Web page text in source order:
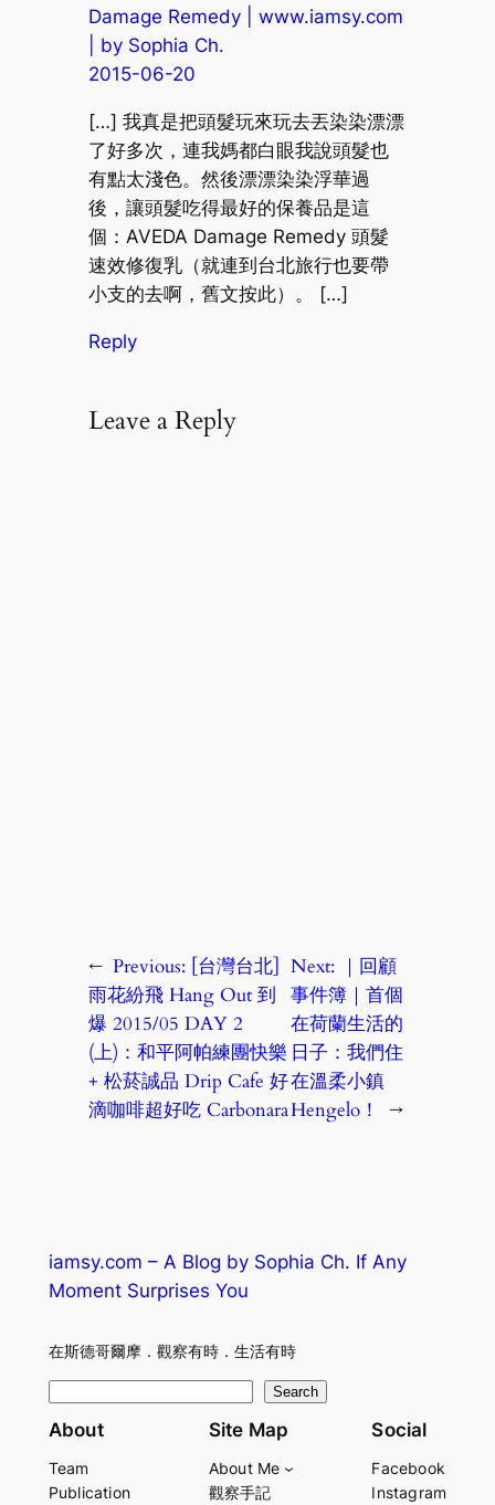
Damage Remedy | www.iamsy.com
| by Sophia Ch.
2015-06-20
[…] 我真是把頭髮玩來玩去丟染染漂漂
了好多次，連我媽都白眼我說頭髮也
有點太淺色。然後漂漂染染浮華過
後，讓頭髮吃得最好的保養品是這
個：AVEDA Damage Remedy 頭髮
速效修復乳（就連到台北旅行也要帶
小支的去啊，舊文按此）。 […]
Reply
Leave a Reply
← Previous: [台灣台北]
雨花紛飛 Hang Out 到
爆 2015/05 DAY 2
(上)：和平阿帕練團快樂
+ 松菸誠品 Drip Cafe 好
滴咖啡超好吃 Carbonara
Next: ｜回顧
事件簿｜首個
在荷蘭生活的
日子：我們住
在溫柔小鎮
Hengelo！
→
iamsy.com – A Blog by Sophia Ch. If Any
Moment Surprises You
在斯德哥爾摩．觀察有時．生活有時
e
r
Search
About
Team
Publication
Site Map
About Me
觀察手記
Social
Facebook
Instagram